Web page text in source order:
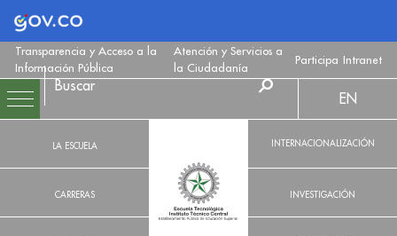
Logo Gobierno de Colombia
Transparencia y Acceso a la
Información Pública
Atención y Servicios a
la Ciudadanía
Participa Intranet
LA ESCUELA
CARRERAS
EN
INTERNACIONALIZACIÓN
INVESTIGACIÓN